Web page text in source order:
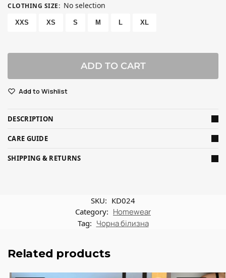
CLOTHING SIZE: No selection
XXS XS S M L XL
ADD TO CART
Add to Wishlist
DESCRIPTION
CARE GUIDE
SHIPPING & RETURNS
SKU: КD024
Category: Homewear
Tag: Чорна білизна
Related products